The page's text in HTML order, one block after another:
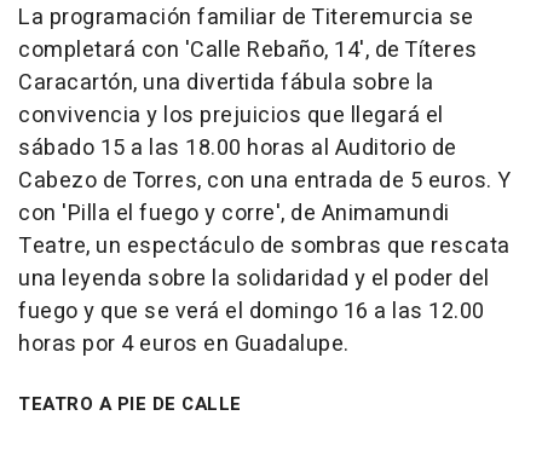
La programación familiar de Titeremurcia se
completará con 'Calle Rebaño, 14', de Títeres
Caracartón, una divertida fábula sobre la
convivencia y los prejuicios que llegará el
sábado 15 a las 18.00 horas al Auditorio de
Cabezo de Torres, con una entrada de 5 euros. Y
con 'Pilla el fuego y corre', de Animamundi
Teatre, un espectáculo de sombras que rescata
una leyenda sobre la solidaridad y el poder del
fuego y que se verá el domingo 16 a las 12.00
horas por 4 euros en Guadalupe.
TEATRO A PIE DE CALLE